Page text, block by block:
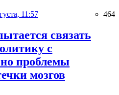
11:57 464
связать
с
но проблемы
мозгов